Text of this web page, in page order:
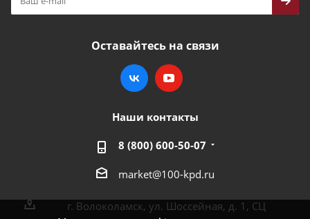
Оставайтесь на связи
Наши контакты
8 (800) 600-50-07
market@100-kpd.ru
г. Волоколамск, ул. Шоссейная, д. 1, СЦ